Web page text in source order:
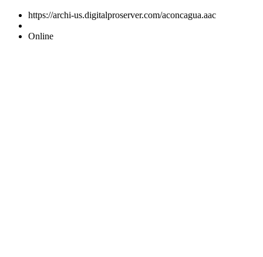
https://archi-us.digitalproserver.com/aconcagua.aac
Online